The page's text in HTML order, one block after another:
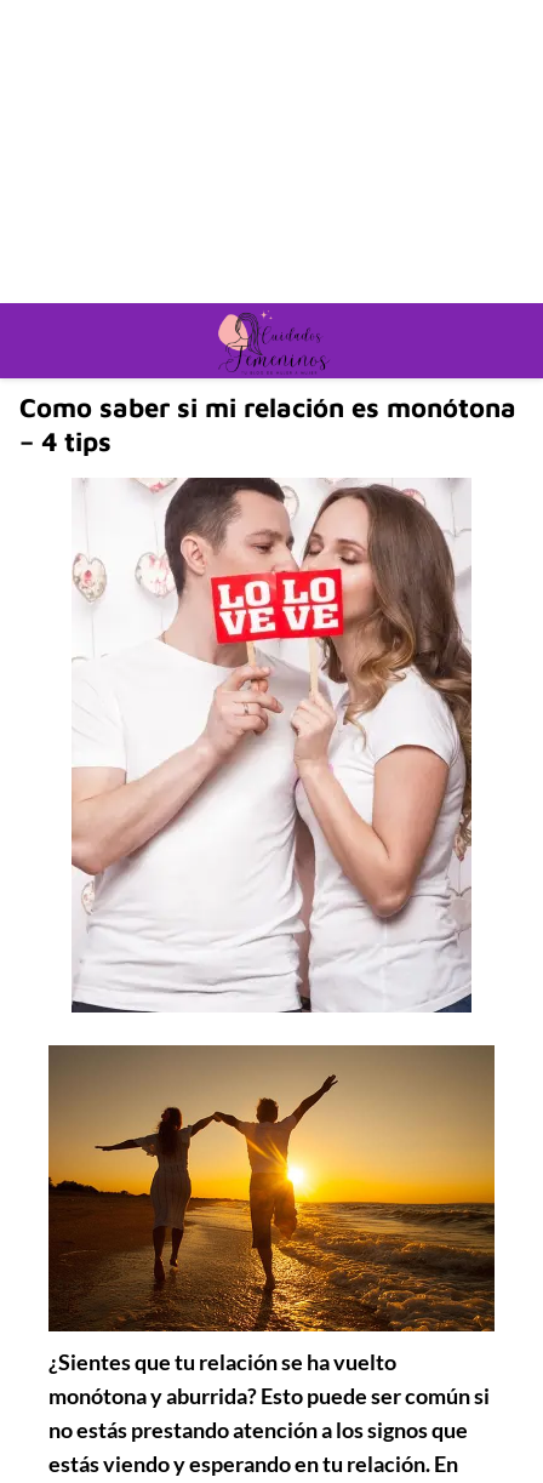
Como saber si mi relación es monótona
– 4 tips
¿Sientes que tu relación se ha vuelto
monótona y aburrida? Esto puede ser común si
no estás prestando atención a los signos que
estás viendo y esperando en tu relación. En